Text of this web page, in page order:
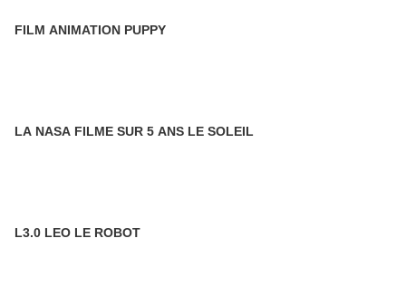
FILM ANIMATION PUPPY
LA NASA FILME SUR 5 ANS LE SOLEIL
L3.0 LEO LE ROBOT